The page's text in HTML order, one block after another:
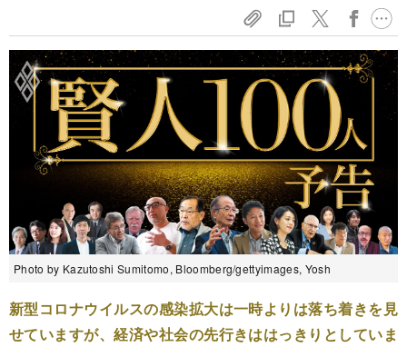
Photo by Kazutoshi Sumitomo, Bloomberg/gettyimages, Yosh
新型コロナウイルスの感染拡大は一時よりは落ち着きを見
せていますが、経済や社会の先行きははっきりとしていま